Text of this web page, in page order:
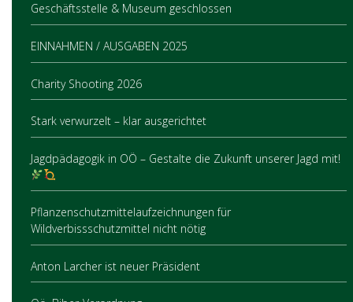
Geschäftsstelle & Museum geschlossen
EINNAHMEN / AUSGABEN 2025
Charity Shooting 2026
Stark verwurzelt – klar ausgerichtet
Jagdpädagogik in OÖ – Gestalte die Zukunft unserer Jagd mit!
Pflanzenschutzmittelaufzeichnungen für
Wildverbissschutzmittel nicht nötig
Anton Larcher ist neuer Präsident